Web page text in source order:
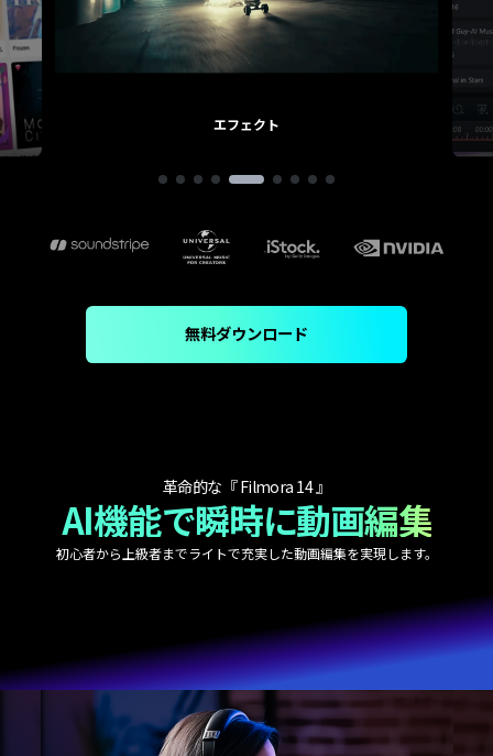
エフェクト
無料ダウンロード
革命的な『 Filmora 14 』
AI機能で瞬時に動画編集
初心者から上級者までライトで充実した動画編集を実現します。